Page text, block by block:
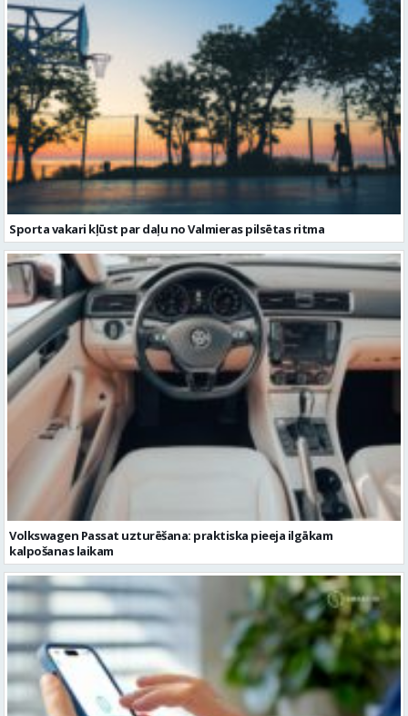
Sporta vakari kļūst par daļu no Valmieras pilsētas ritma
Volkswagen Passat uzturēšana: praktiska pieeja ilgākam
kalpošanas laikam